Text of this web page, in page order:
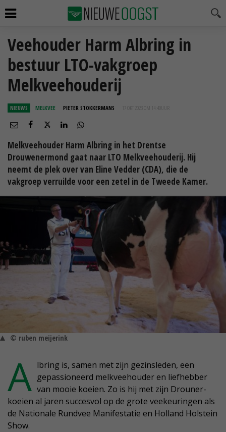
Veehouder Harm Albring in
bestuur LTO-vakgroep
Melkveehouderij
NIEUWS MELKVEE PIETER STOKKERMANS 17 OKT 2023 OM 14:40
Melkveehouder Harm Albring in het Drentse
Drouwenermond gaat naar LTO Melkveehouderij. Hij
neemt de plek over van Eline Vedder (CDA), die de
vakgroep verruilde voor een zetel in de Tweede Kamer.
© ruben meijerink
A lbring is, samen met zijn gezinsleden, een
gepassioneerd melkveehouder en liefhebber
van mooie koeien. Zo is hij met zijn Drouner-
koeien al jaren succesvol op de grote veekeuringen als
de Nationale Rundvee Manifestatie en Holland Holstein
Show.